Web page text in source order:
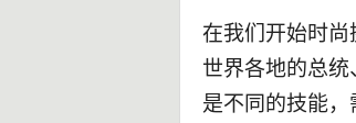
在我们开始时
世界各地的总
是不同的技能